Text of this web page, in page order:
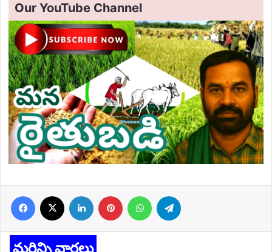
Our YouTube Channel
Facebook LinkedIn Pinterest WhatsApp
మరిన్ని వార్తలు